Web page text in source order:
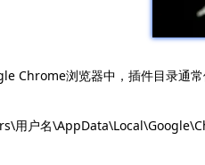
Chrome浏览器中，插件目录通常
用户名